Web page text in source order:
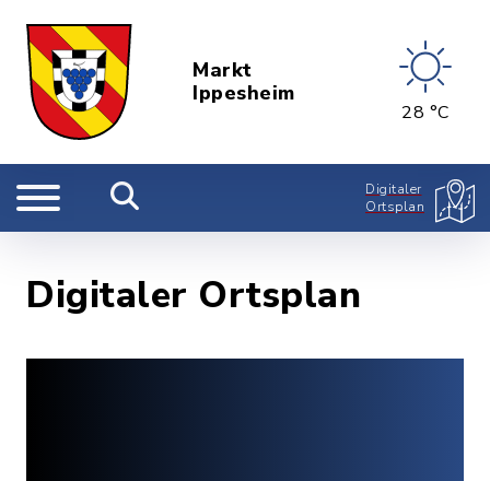
Markt
Ippesheim
28 °C
Digitaler
Ortsplan
Digitaler Ortsplan